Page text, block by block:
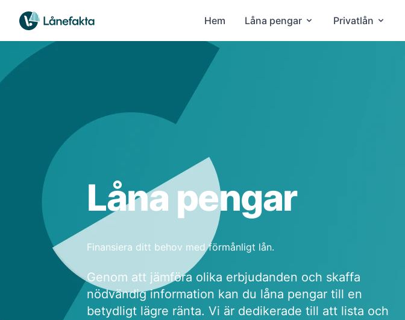
Hem Låna pengar Privatlån
Låna pengar
Finansiera ditt behov med förmånligt lån.
Genom att jämföra olika erbjudanden och skaffa
nödvändig information kan du låna pengar till en
betydligt lägre ränta. Vi är dedikerade till att lista och